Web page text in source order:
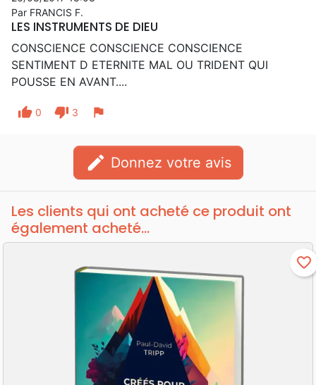
Par FRANCIS F.
LES INSTRUMENTS DE DIEU
CONSCIENCE CONSCIENCE CONSCIENCE
SENTIMENT D ETERNITE MAL OU TRIDENT QUI
POUSSE EN AVANT....
thumb_up 0 thumb_down 3 flag
edit Donnez votre avis
Les clients qui ont acheté ce produit ont
également acheté...
favorite_border